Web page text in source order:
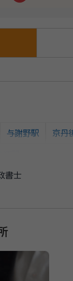
与謝野駅 京丹
書士